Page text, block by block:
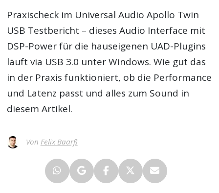
Praxischeck im Universal Audio Apollo Twin
USB Testbericht – dieses Audio Interface mit
DSP-Power für die hauseigenen UAD-Plugins
läuft via USB 3.0 unter Windows. Wie gut das
in der Praxis funktioniert, ob die Performance
und Latenz passt und alles zum Sound in
diesem Artikel.
Von Felix Baarß